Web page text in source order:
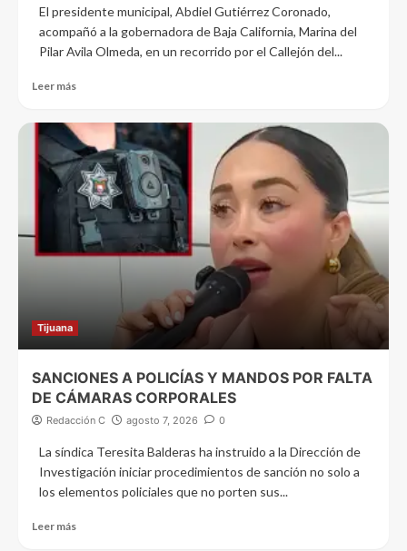
El presidente municipal, Abdiel Gutiérrez Coronado,
acompañó a la gobernadora de Baja California, Marina del
Pilar Avila Olmeda, en un recorrido por el Callejón del...
Leer más
Tijuana
SANCIONES A POLICÍAS Y MANDOS POR FALTA
DE CÁMARAS CORPORALES
Redacción C agosto 7, 2026 0
La síndica Teresita Balderas ha instruido a la Dirección de
Investigación iniciar procedimientos de sanción no solo a
los elementos policiales que no porten sus...
Leer más